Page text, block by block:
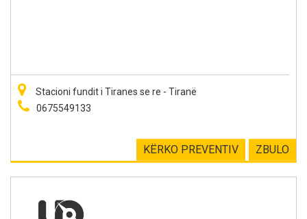
Stacioni fundit i Tiranes se re - Tiranë
0675549133
ZBULO
KËRKO PREVENTIV